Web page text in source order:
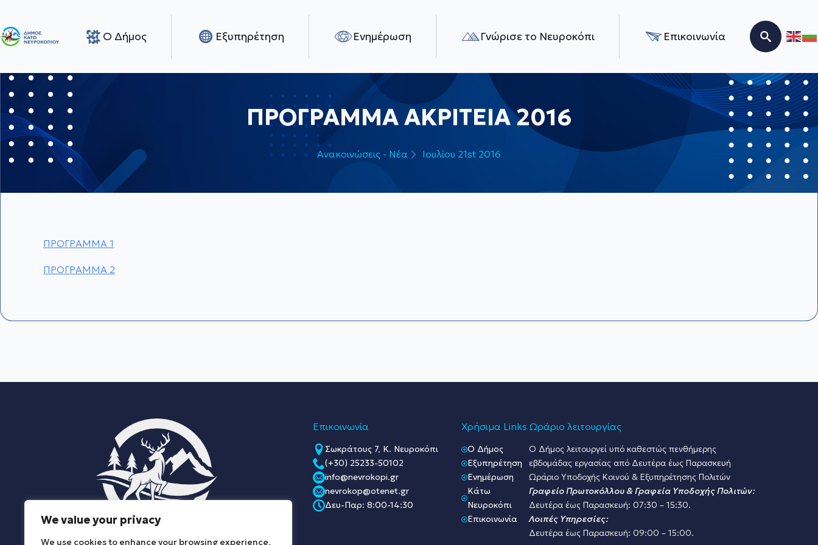
We value your privacy
We use cookies to enhance your browsing experience,
Ο Δήμος Εξυπηρέτηση Ενημέρωση Γνώρισε το Νευροκόπι
Επικοινωνία
Search for:
ΠΡΟΓΡΑΜΜΑ ΑΚΡΙΤΕΙΑ 2016
Ανακοινώσεις - Νέα Ιουλίου 21st 2016
ΠΡΟΓΡΑΜΜΑ 1
ΠΡΟΓΡΑΜΜΑ 2
Επικοινωνία
Σωκράτους 7, Κ. Νευροκόπι
(+30) 25233-50102
info@nevrokopi.gr
nevrokop@otenet.gr
Δευ-Παρ: 8:00-14:30
Χρήσιμα Links
O Δήμος
Εξυπηρέτηση
Ενημέρωση
Κάτω
Νευροκόπι
Επικοινωνία
Ωράριο λειτουργίας
Ο Δήμος λειτουργεί υπό καθεστώς πενθήμερης
εβδομάδας εργασίας από Δευτέρα έως Παρασκευή
Ωράριο Υποδοχής Κοινού & Εξυπηρέτησης Πολιτών
Γραφείο Πρωτοκόλλου & Γραφεία Υποδοχής Πολιτών:
Δευτέρα έως Παρασκευή: 07:30 – 15:30.
Λοιπές Υπηρεσίες:
Δευτέρα έως Παρασκευή: 09:00 – 15:00.